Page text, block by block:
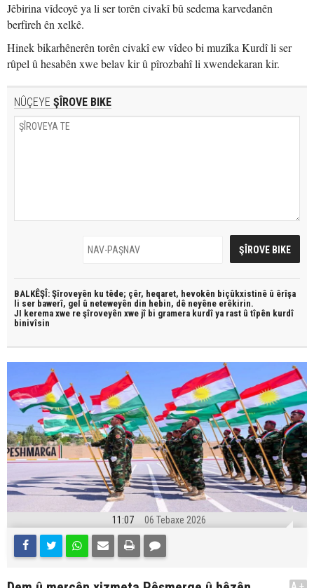
Jêbirina vîdeoyê ya li ser torên civakî bû sedema karvedanên
berfireh ên xelkê.
Hinek bikarhênerên torên civakî ew vîdeo bi muzîka Kurdî li ser
rûpel û hesabên xwe belav kir û pîrozbahî li xwendekaran kir.
NÛÇEYE ŞÎROVE BIKE
BALKÊŞÎ: Şîroveyên ku têde; çêr, heqaret, hevokên biçûkxistinê û êrîşa
li ser bawerî, gel û neteweyên din hebin, dê neyêne erêkirin.
JI kerema xwe re şîroveyên xwe jî bi gramera kurdî ya rast û tîpên kurdî
binivîsin
11:07 06 Tebaxe 2026